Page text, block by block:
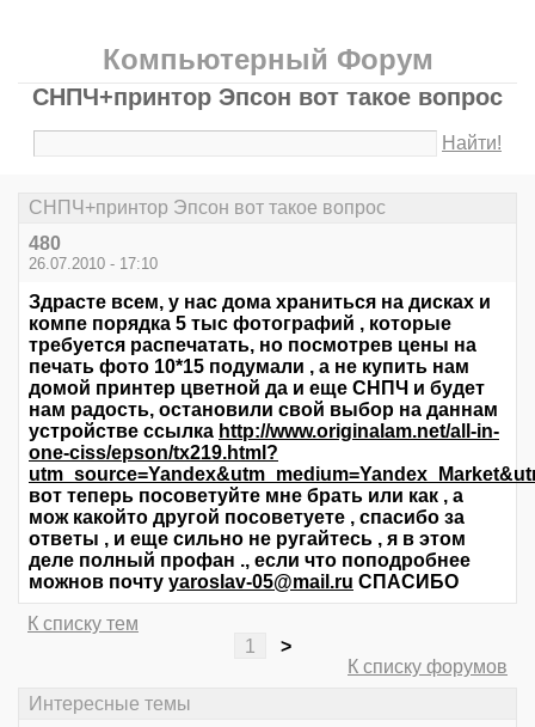
Компьютерный Форум
СНПЧ+принтор Эпсон вот такое вопрос
Найти!
СНПЧ+принтор Эпсон вот такое вопрос
480
26.07.2010 - 17:10
Здрасте всем, у нас дома храниться на дисках и
компе порядка 5 тыс фотографий , которые
требуется распечатать, но посмотрев цены на
печать фото 10*15 подумали , а не купить нам
домой принтер цветной да и еще СНПЧ и будет
нам радость, остановили свой выбор на даннам
устройстве ссылка http://www.originalam.net/all-in-
one-ciss/epson/tx219.html?
вот теперь посоветуйте мне брать или как , а
мож какойто другой посоветуете , спасибо за
ответы , и еще сильно не ругайтесь , я в этом
деле полный профан ., если что поподробнее
можнов почту yaroslav-05@mail.ru СПАСИБО
К списку тем
1
>
К списку форумов
Интересные темы